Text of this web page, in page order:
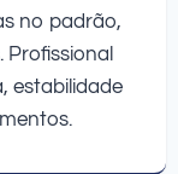
no padrão,
estabilidade